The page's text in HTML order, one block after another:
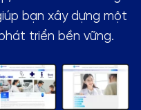
bạn xây dựng một
triển bền vững.